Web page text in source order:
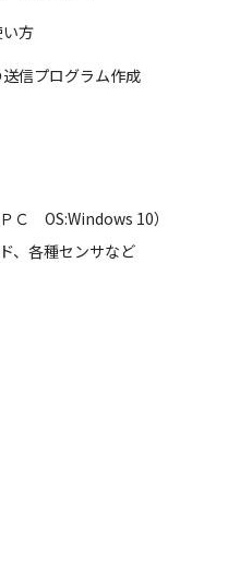
方
信プログラム作成
Ｃ OS:Windows 10）
、各種センサなど